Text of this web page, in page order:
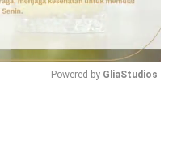
Powered by GliaStudios